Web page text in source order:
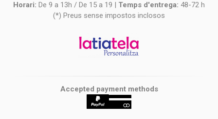
Horari: De 9 a 13h / De 15 a 19 | Temps d'entrega: 48-72 h
(*) Preus sense impostos inclosos
Accepted payment methods